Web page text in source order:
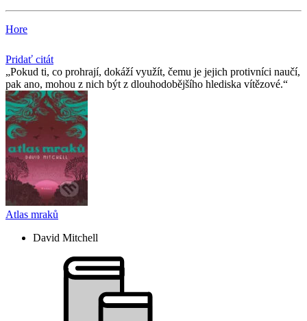
Hore
Pridať citát
Pokud ti, co prohrají, dokáží využít, čemu je jejich protivníci naučí,
pak ano, mohou z nich být z dlouhodobějšího hlediska vítězové.
Atlas mraků
David Mitchell